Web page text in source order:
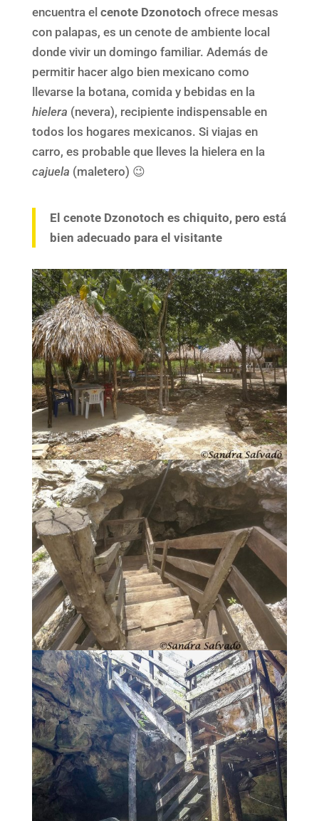
encuentra el cenote Dzonotoch ofrece mesas
con palapas, es un cenote de ambiente local
donde vivir un domingo familiar. Además de
permitir hacer algo bien mexicano como
llevarse la botana, comida y bebidas en la
hielera (nevera), recipiente indispensable en
todos los hogares mexicanos. Si viajas en
carro, es probable que lleves la hielera en la
cajuela (maletero) 😉
El cenote Dzonotoch es chiquito, pero está
bien adecuado para el visitante